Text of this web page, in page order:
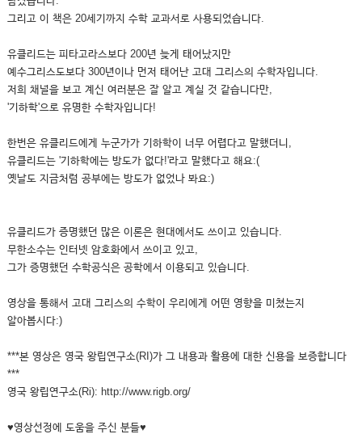
그리고 이 책은 20세기까지 수학 교과서로 사용되었습니다.
유클리드는 피타고라스보다 200년 늦게 태어났지만
예수그리스도보다 300년이나 먼저 태어난 고대 그리스의 수학자입니다.
저희 채널을 보고 계신 여러분은 잘 알고 계실 것 같습니다만,
'기하학'으로 유명한 수학자입니다!
한번은 유클리드에게 누군가가 기하학이 너무 어렵다고 말했더니,
유클리드는 '기하학에는 방도가 없다!'라고 말했다고 해요:(
옛날도 지금처럼 공부에는 방도가 없었나 봐요:)
유클리드가 증명했던 많은 이론은 현대에서도 쓰이고 있습니다.
무한소수는 인터넷 암호화에서 쓰이고 있고,
그가 증명했던 수학공식은 공학에서 이용되고 있습니다.
영상을 통해서 고대 그리스의 수학이 우리에게 어떤 영향을 미쳤는지
알아봅시다:)
***본 영상은 영국 왕립연구소(RI)가 그 내용과 활용에 대한 신용을 보증합니다
***
영국 왕립연구소(Ri): http://www.rigb.org/
♥영상선정에 도움을 주신 분들♥